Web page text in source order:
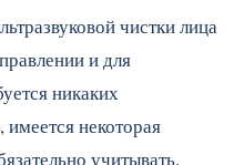
чистки лица
и для
никаких
некоторая
учитывать.